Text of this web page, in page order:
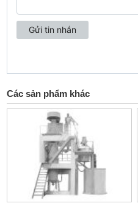
Các sản phẩm khác